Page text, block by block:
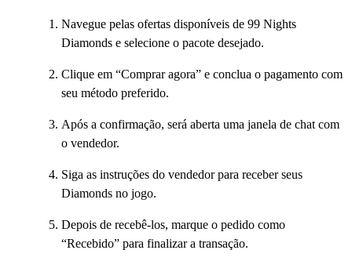
Navegue pelas ofertas disponíveis de 99 Nights
Diamonds e selecione o pacote desejado.
Clique em “Comprar agora” e conclua o pagamento com
seu método preferido.
Após a confirmação, será aberta uma janela de chat com
o vendedor.
Siga as instruções do vendedor para receber seus
Diamonds no jogo.
Depois de recebê-los, marque o pedido como
“Recebido” para finalizar a transação.